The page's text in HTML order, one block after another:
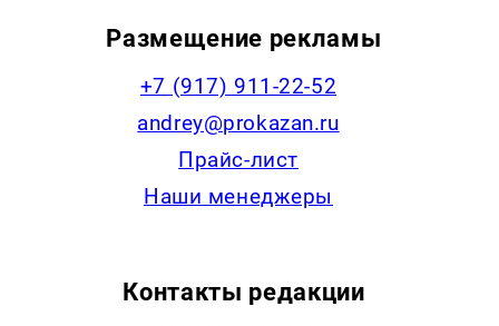
Размещение рекламы
+7 (917) 911-22-52
andrey@prokazan.ru
Прайс-лист
Наши менеджеры
Контакты редакции